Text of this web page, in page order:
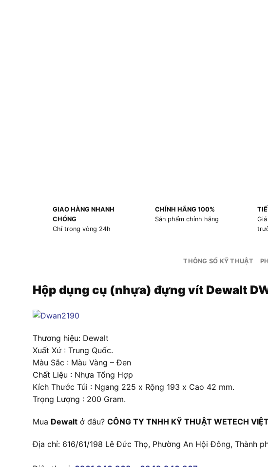
GIAO HÀNG NHANH
CHÓNG
Chỉ trong vòng 24h
CHÍNH HÃNG 100%
Sản phẩm chính hãng
THÔNG SỐ KỸ THUẬT
Hộp dụng cụ (nhựa) đựng vít Dewalt
Thương hiệu: Dewalt
Xuất Xứ : Trung Quốc.
Màu Sắc : Màu Vàng – Đen
Chất Liệu : Nhựa Tổng Hợp
Kích Thước Túi : Ngang 225 x Rộng 193 x Cao 42 mm.
Trọng Lượng : 200 Gram.
Mua Dewalt ở đâu? CÔNG TY TNHH KỸ THUẬT WETECH
Địa chỉ: 616/61/198 Lê Đức Thọ, Phường An Hội Đông, Thành